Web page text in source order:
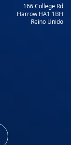
166 College Rd
Harrow HA1 1BH
Reino Unido